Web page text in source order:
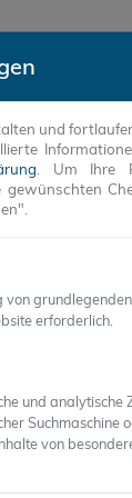
und
. Um Ihre
erforderlich.
und analytische
Suchmaschine
von